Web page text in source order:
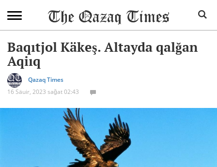
Baqıtjol Käkeş. Altayda qalğan
Aqiıq
Qazaq Times
16 Säuir, 2023 sağat 02:43